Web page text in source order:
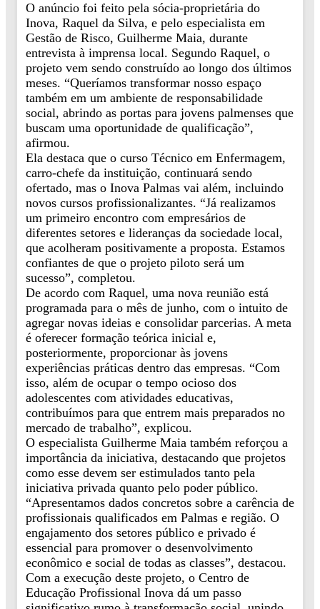
O anúncio foi feito pela sócia-proprietária do
Inova, Raquel da Silva, e pelo especialista em
Gestão de Risco, Guilherme Maia, durante
entrevista à imprensa local. Segundo Raquel, o
projeto vem sendo construído ao longo dos últimos
meses. “Queríamos transformar nosso espaço
também em um ambiente de responsabilidade
social, abrindo as portas para jovens palmenses que
buscam uma oportunidade de qualificação”,
afirmou.
Ela destaca que o curso Técnico em Enfermagem,
carro-chefe da instituição, continuará sendo
ofertado, mas o Inova Palmas vai além, incluindo
novos cursos profissionalizantes. “Já realizamos
um primeiro encontro com empresários de
diferentes setores e lideranças da sociedade local,
que acolheram positivamente a proposta. Estamos
confiantes de que o projeto piloto será um
sucesso”, completou.
De acordo com Raquel, uma nova reunião está
programada para o mês de junho, com o intuito de
agregar novas ideias e consolidar parcerias. A meta
é oferecer formação teórica inicial e,
posteriormente, proporcionar às jovens
experiências práticas dentro das empresas. “Com
isso, além de ocupar o tempo ocioso dos
adolescentes com atividades educativas,
contribuímos para que entrem mais preparados no
mercado de trabalho”, explicou.
O especialista Guilherme Maia também reforçou a
importância da iniciativa, destacando que projetos
como esse devem ser estimulados tanto pela
iniciativa privada quanto pelo poder público.
“Apresentamos dados concretos sobre a carência de
profissionais qualificados em Palmas e região. O
engajamento dos setores público e privado é
essencial para promover o desenvolvimento
econômico e social de todas as classes”, destacou.
Com a execução deste projeto, o Centro de
Educação Profissional Inova dá um passo